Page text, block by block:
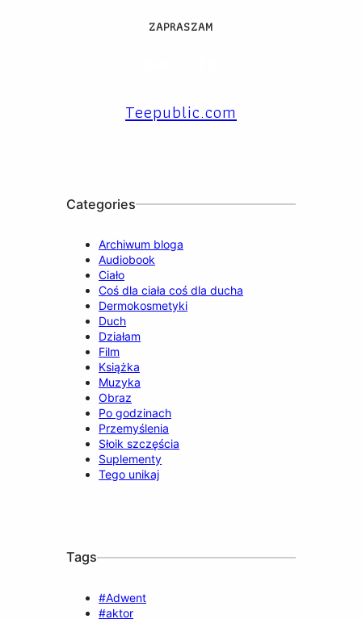
ZAPRASZAM
Teepublic.com
Categories
Archiwum bloga
Audiobook
Ciało
Coś dla ciała coś dla ducha
Dermokosmetyki
Duch
Działam
Film
Książka
Muzyka
Obraz
Po godzinach
Przemyślenia
Słoik szczęścia
Suplementy
Tego unikaj
Tags
#Adwent
#aktor